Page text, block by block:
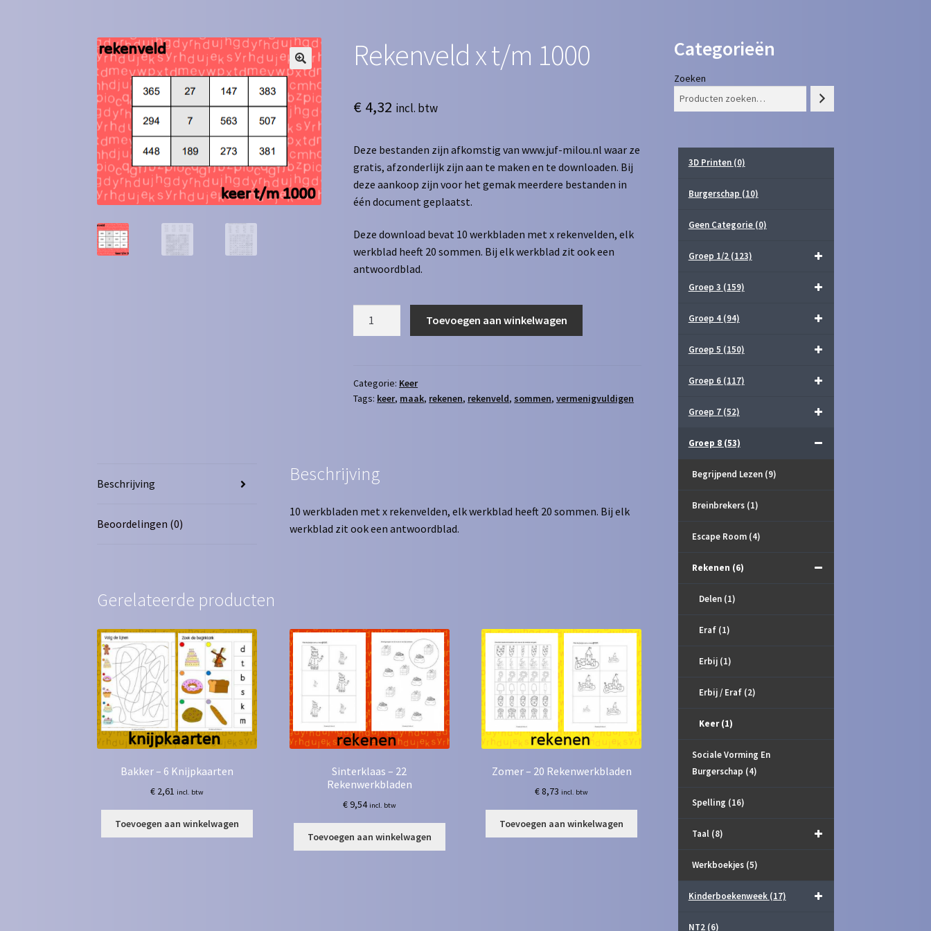
Rekenveld x t/m 1000
€ 4,32 incl. btw
Deze bestanden zijn afkomstig van www.juf-milou.nl waar ze
gratis, afzonderlijk zijn aan te maken en te downloaden. Bij
deze aankoop zijn voor het gemak meerdere bestanden in
één document geplaatst.
Deze download bevat 10 werkbladen met x rekenvelden, elk
werkblad heeft 20 sommen. Bij elk werkblad zit ook een
antwoordblad.
aantal
Toevoegen aan winkelwagen
Categorie: Keer
Tags: keer, maak, rekenen, rekenveld, sommen,vermenigvuldigen
Beschrijving
Beoordelingen (0)
Beschrijving
10 werkbladen met x rekenvelden, elk werkblad heeft 20 sommen. Bij elk
werkblad zit ook een antwoordblad.
Gerelateerde producten
Bakker – 6 Knijpkaarten
€ 2,61 incl. btw
Toevoegen aan winkelwagen
Sinterklaas – 22
Rekenwerkbladen
€9,54 incl. btw
Toevoegen aan winkelwagen
Zomer – 20 Rekenwerkbladen
€8,73 incl. btw
Toevoegen aan winkelwagen
Categorieën
Zoeken
3D Printen (0)
Burgerschap (10)
Geen Categorie (0)
Groep 1/2 (123)
Groep 3 (159)
Groep 4 (94)
Groep 5 (150)
Groep 6 (117)
Groep 7 (52)
Groep 8 (53)
Begrijpend Lezen (9)
Breinbrekers (1)
Escape Room (4)
Rekenen (6)
Delen (1)
Eraf (1)
Erbij (1)
Erbij / Eraf (2)
Keer(1)
Sociale Vorming En
Burgerschap (4)
Spelling (16)
Taal (8)
Werkboekjes (5)
Kinderboekenweek (17)
NT2 (6)